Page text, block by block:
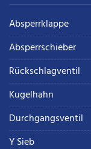
Absperrklappe
Absperrschieber
Rückschlagventil
Kugelhahn
Durchgangsventil
Y Sieb